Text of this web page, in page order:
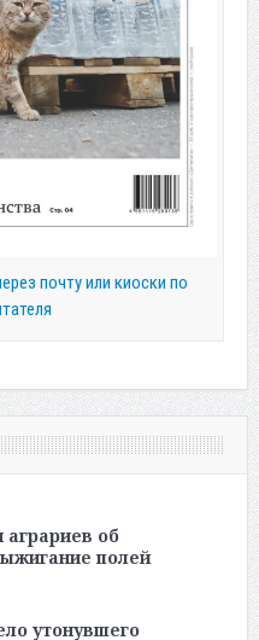
почту или киоски по
аграриев об
полей
утонувшего